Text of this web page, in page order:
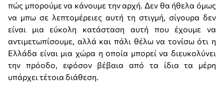
πώς μπορούμε να κάνουμε την αρχή. Δεν θα ήθελα όμως
να μπω σε λεπτομέρειες αυτή τη στιγμή, σίγουρα δεν
είναι μια εύκολη κατάσταση αυτή που έχουμε να
αντιμετωπίσουμε, αλλά και πάλι θέλω να τονίσω ότι η
Ελλάδα είναι μια χώρα η οποία μπορεί να διευκολύνει
την πρόοδο, εφόσον βέβαια από τα ίδια τα μέρη
υπάρχει τέτοια διάθεση.